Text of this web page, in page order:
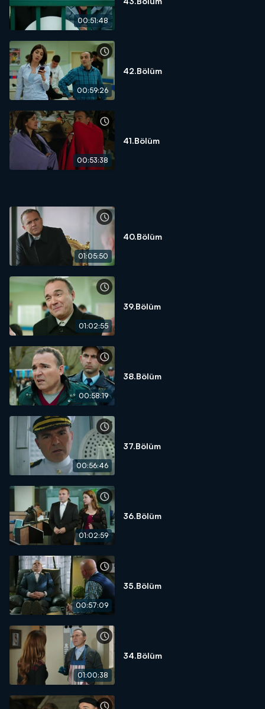
00:51:48
00:59:26
42.Bölüm
00:53:38
41.Bölüm
01:05:50
40.Bölüm
01:02:55
39.Bölüm
00:58:19
38.Bölüm
00:56:46
37.Bölüm
01:02:59
36.Bölüm
00:57:09
35.Bölüm
01:00:38
34.Bölüm